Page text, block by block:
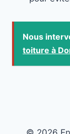
Nous
toiture à